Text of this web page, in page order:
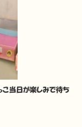
こ当日が楽しみで待ち